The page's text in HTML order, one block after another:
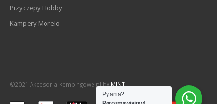
Przyczepy Hobby
Kampery Morelo
©2021 Akcesoria-Kempingowe.pl byMINT
Pytania?